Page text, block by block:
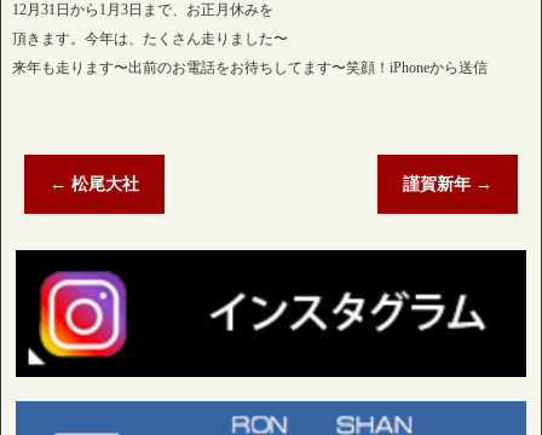
12月31日から1月3日まで、お正月休みを
頂きます。今年は、たくさん走りました〜
来年も走ります〜出前のお電話をお待ちしてます〜笑顔！iPhoneから送信
← 松尾大社 謹賀新年 →